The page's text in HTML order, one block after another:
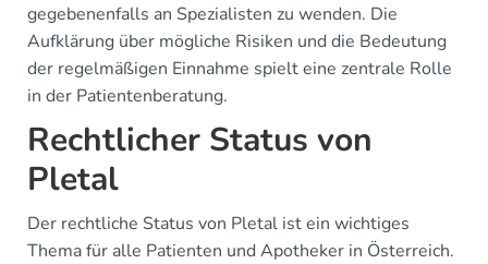
gegebenenfalls an Spezialisten zu wenden. Die
Aufklärung über mögliche Risiken und die Bedeutung
der regelmäßigen Einnahme spielt eine zentrale Rolle
in der Patientenberatung.
Rechtlicher Status von
Pletal
Der rechtliche Status von Pletal ist ein wichtiges
Thema für alle Patienten und Apotheker in Österreich.